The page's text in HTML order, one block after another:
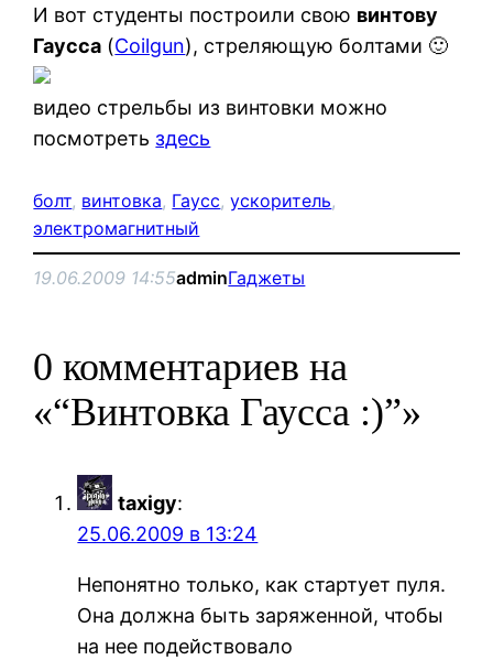
И вот студенты построили свою винтову
Гаусса (Coilgun), стреляющую болтами 🙂
видео стрельбы из винтовки можно
посмотреть здесь
болт, винтовка, Гаусс, ускоритель
электромагнитный
19.06.2009 14:55adminГаджеты
0 комментариев на
«“Винтовка Гаусса :)”»
taxigy:
25.06.2009 в 13:24
Непонятно только, как стартует пуля.
Она должна быть заряженной, чтобы
на нее подействовало